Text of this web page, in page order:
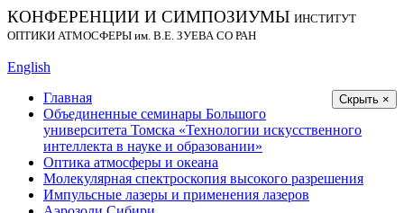
КОНФЕРЕНЦИИ И СИМПОЗИУМЫ ИНСТИТУТ
ОПТИКИ АТМОСФЕРЫ им. В.Е. ЗУЕВА СО РАН
English
Скрыть ×
Главная
Объединенные семинары Большого
университета Томска «Технологии искусственного
интеллекта в науке и образовании»
Оптика атмосферы и океана
Молекулярная спектроскопия высокого разрешения
Импульсные лазеры и применения лазеров